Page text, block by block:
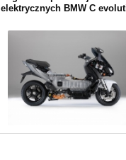
elektrycznych BMW C